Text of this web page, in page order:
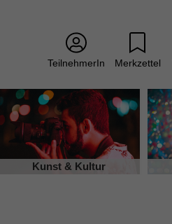
TeilnehmerIn Merkzettel
Kunst & Kultur